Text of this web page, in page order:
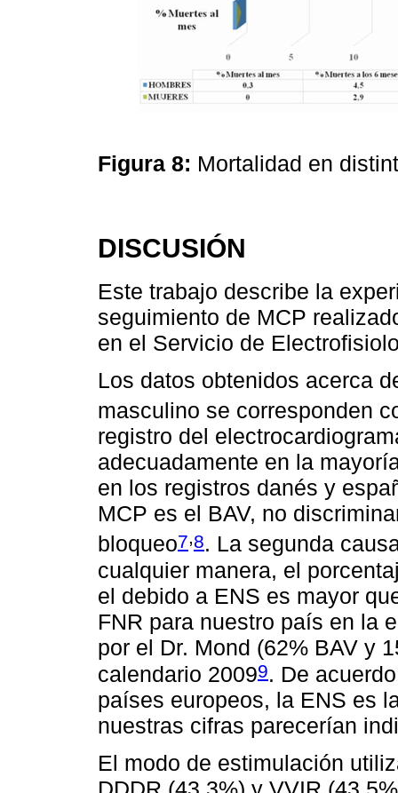
Figura 8: Mortalidad en
DISCUSIÓN
Este trabajo describe la
seguimiento de MCP
en el Servicio de
Los datos obtenidos acerca
masculino se corresponden
registro del
adecuadamente en la
en los registros danés y
MCP es el BAV, no
bloqueo7,8. La segunda
cualquier manera, el
el debido a ENS es mayor
FNR para nuestro país en la
por el Dr. Mond (62% BAV y
calendario 20099. De
países europeos, la ENS es
nuestras cifras parecerían
El modo de estimulación